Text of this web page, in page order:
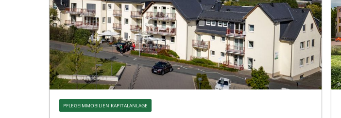
PFLEGEIMMOBILIEN KAPITALANLAGE